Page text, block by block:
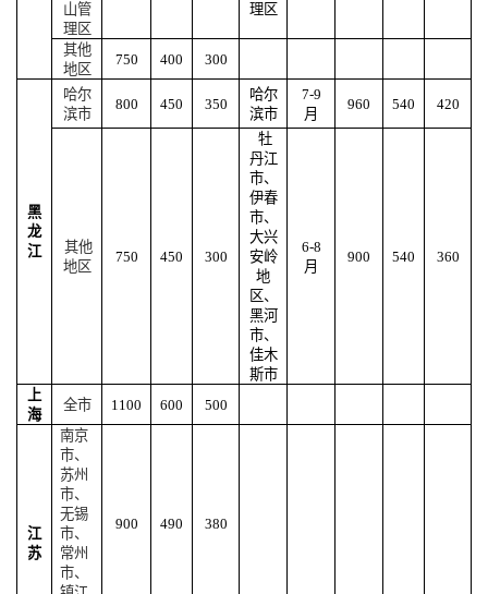
山管
理区
理区
其他
地区
750 400 300
黑
龙
江
哈尔
滨市
800 450 350
哈尔
滨市
7-9
月
960 540 420
其他
地区
750 450 300
牡
丹江
市、
伊春
市、
大兴
安岭
地
区、
黑河
市、
佳木
斯市
6-8
月
900 540 360
上
海
全市 1100 600 500
江
苏
南京
市、
苏州
市、
无锡
市、
常州
市、
900 490 380